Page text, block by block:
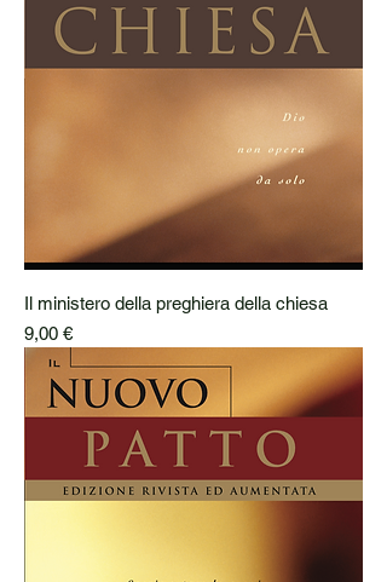
Il ministero della preghiera della chiesa
Prezzo
9,00 €